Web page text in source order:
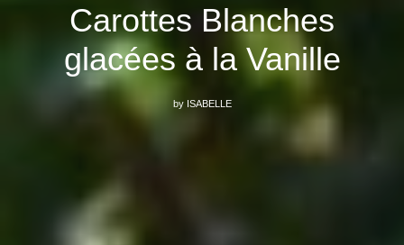
Carottes Blanches
glacées à la Vanille
by ISABELLE